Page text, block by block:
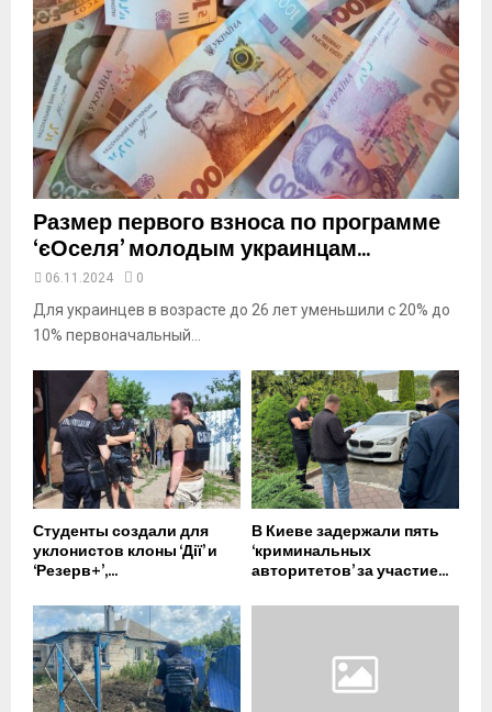
y
u
e
Размер первого взноса по программе
‘єОселя’ молодым украинцам...
06.11.2024 0
Для украинцев в возрасте до 26 лет уменьшили с 20% до
10% первоначальный...
Студенты создали для
уклонистов клоны ‘Дії’ и
‘Резерв+’,...
В Киеве задержали пять
‘криминальных
авторитетов’ за участие...